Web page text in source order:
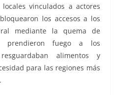
vinculados a actores
los accesos a los
mediante la quema de
prendieron fuego a los
alimentos y
para las regiones más